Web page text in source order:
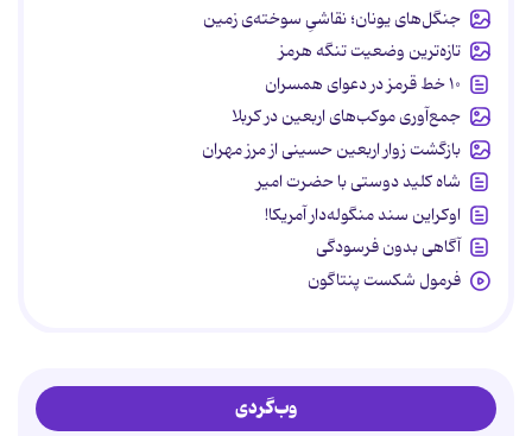
جنگل‌های یونان؛ نقاشیِ سوخته‌ی زمین
تازه‌ترین وضعیت تنگه هرمز
۱۰ خط قرمز در دعوای همسران
جمع‌آوری موکب‌های اربعین در کربلا
بازگشت زوار اربعین حسینی از مرز مهران
شاه کلید دوستی با حضرت امیر
اوکراین سند منگوله‌دار آمریکا!
آگاهی بدون فرسودگی
فرمول شکست پنتاگون
وب‌گردی